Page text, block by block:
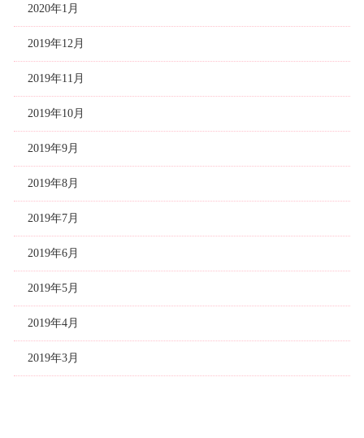
2020年1月
2019年12月
2019年11月
2019年10月
2019年9月
2019年8月
2019年7月
2019年6月
2019年5月
2019年4月
2019年3月